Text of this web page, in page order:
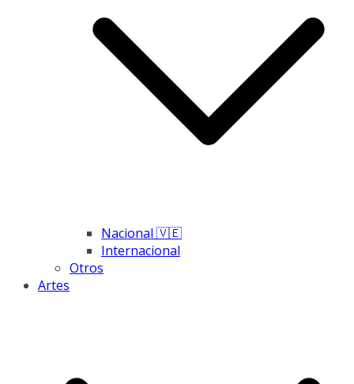
Nacional 🇻🇪
Internacional
Otros
Artes